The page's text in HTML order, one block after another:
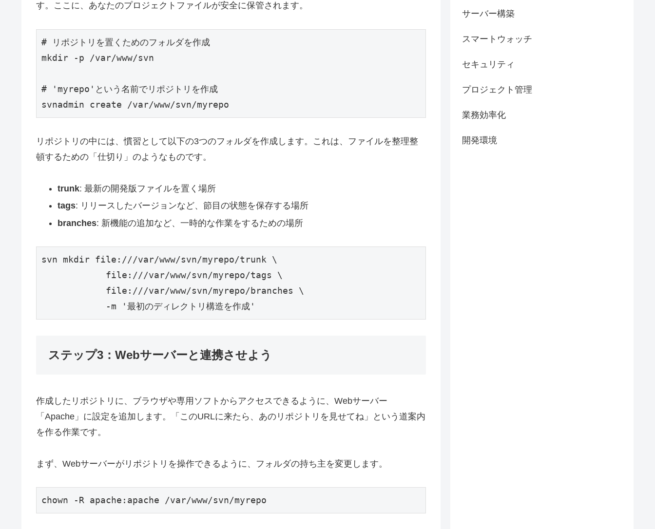
す。ここに、あなたのプロジェクトファイルが安全に保管されます。
# リポジトリを置くためのフォルダを作成
mkdir -p /var/www/svn
# 'myrepo'という名前でリポジトリを作成
svnadmin create /var/www/svn/myrepo
リポジトリの中には、慣習として以下の3つのフォルダを作成します。これは、ファイルを整理整
頓するための「仕切り」のようなものです。
trunk: 最新の開発版ファイルを置く場所
tags: リリースしたバージョンなど、節目の状態を保存する場所
branches: 新機能の追加など、一時的な作業をするための場所
svn mkdir file:///var/www/svn/myrepo/trunk \
            file:///var/www/svn/myrepo/tags \
            file:///var/www/svn/myrepo/branches \
            -m '最初のディレクトリ構造を作成'
ステップ3：Webサーバーと連携させよう
作成したリポジトリに、ブラウザや専用ソフトからアクセスできるように、Webサーバー
「Apache」に設定を追加します。「このURLに来たら、あのリポジトリを見せてね」という道案内
を作る作業です。
まず、Webサーバーがリポジトリを操作できるように、フォルダの持ち主を変更します。
chown -R apache:apache /var/www/svn/myrepo
サーバー構築
スマートウォッチ
セキュリティ
プロジェクト管理
業務効率化
開発環境